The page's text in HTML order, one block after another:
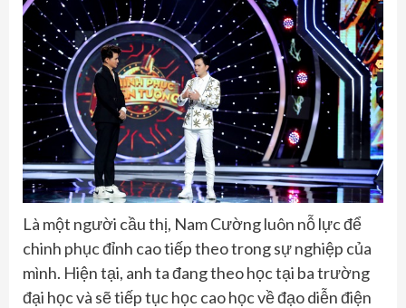
Là một người cầu thị, Nam Cường luôn nỗ lực để
chinh phục đỉnh cao tiếp theo trong sự nghiệp của
mình. Hiện tại, anh ta đang theo học tại ba trường
đại học và sẽ tiếp tục học cao học về đạo diễn điện